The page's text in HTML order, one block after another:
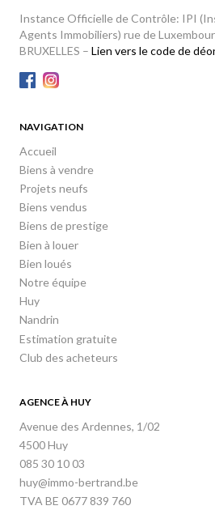
Instance Officielle de Contrôle: IPI
Agents Immobiliers) rue de
BRUXELLES – Lien vers le code de
NAVIGATION
Accueil
Biens à vendre
Projets neufs
Biens vendus
Biens de prestige
Bien à louer
Bien loués
Notre équipe
Huy
Nandrin
Estimation gratuite
Club des acheteurs
AGENCE À HUY
Avenue des Ardennes, 1/02
4500 Huy
085 30 10 03
huy@immo-bertrand.be
TVA BE 0677 839 760